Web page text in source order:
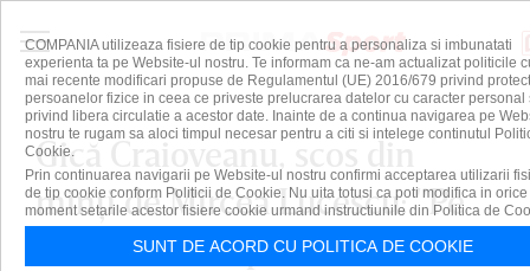
Gică Craioveanu, scos din
minţi de Mircea Lucescu: "Pe
turci nu s-a supărat? A stat o
COMPANIA utilizeaza fisiere de tip cookie pentru a personaliza si imbunatati
experienta ta pe Website-ul nostru. Te informam ca ne-am actualizat politicile
mai recente modificari propuse de Regulamentul (UE) 2016/679 privind
persoanelor fizice in ceea ce priveste prelucrarea datelor cu caracter personal
privind libera circulatie a acestor date. Inainte de a continua navigarea pe
nostru te rugam sa aloci timpul necesar pentru a citi si intelege continutul
Cookie.
Prin continuarea navigarii pe Website-ul nostru confirmi acceptarea utilizarii
de tip cookie conform Politicii de Cookie. Nu uita totusi ca poti modifica in orice
moment setarile acestor fisiere cookie urmand instructiunile din Politica de
SUNT DE ACORD CU POLITICA DE COOKIE